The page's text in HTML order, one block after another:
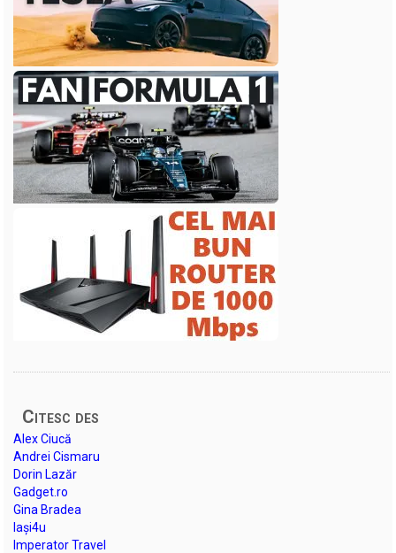
Citesc des
Alex Ciucă
Andrei Cismaru
Dorin Lazăr
Gadget.ro
Gina Bradea
Iași4u
Imperator Travel